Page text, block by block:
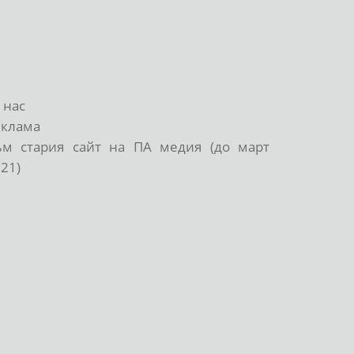
нас
стария сайт на ПА медия (до март